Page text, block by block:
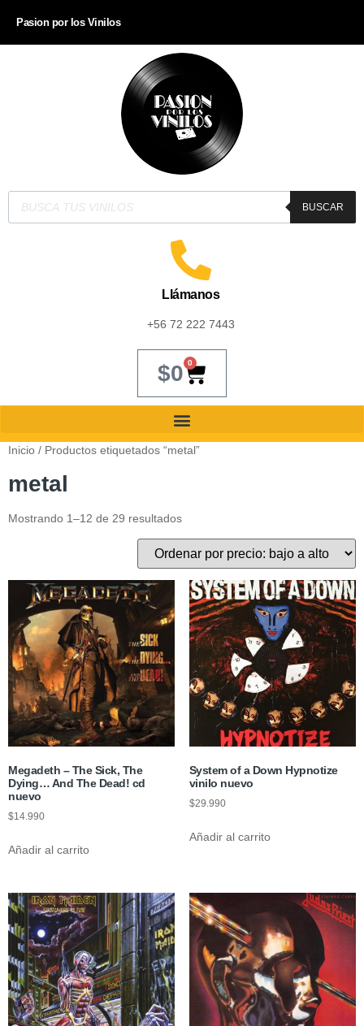
Pasion por los Vinilos
BUSCAR
Llámanos
+56 72 222 7443
$0 0
Inicio / Productos etiquetados “metal”
metal
Mostrando 1–12 de 29 resultados
Megadeth – The Sick, The
Dying… And The Dead! cd
nuevo
$14.990
Añadir al carrito
System of a Down Hypnotize
vinilo nuevo
$29.990
Añadir al carrito